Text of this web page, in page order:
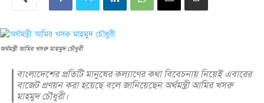
অর্থমন্ত্রী আমির খসরু মাহমুদ চৌধুরী
বাংলাদেশের প্রতিটি মানুষের কল্যাণের কথা বিবেচনায় নিয়েই এবারের
বাজেট প্রণয়ন করা হয়েছে বলে জানিয়েছেন অর্থমন্ত্রী আমির খসরু
মাহমুদ চৌধুরী।